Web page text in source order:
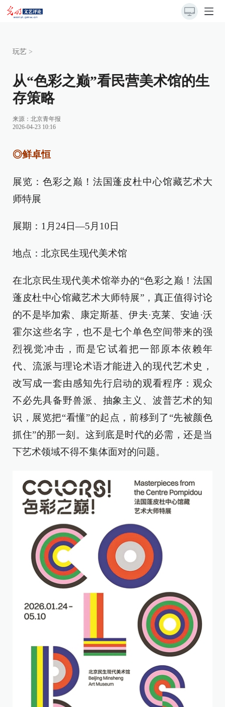
玩艺 >
从“色彩之巅”看民营美术馆的生
存策略
来源： 北京青年报
2026-04-23 10:16
◎鲜卓恒
展览：色彩之巅！法国蓬皮杜中心馆藏艺术大
师特展
展期：1月24日—5月10日
地点：北京民生现代美术馆
在北京民生现代美术馆举办的“色彩之巅！法国
蓬皮杜中心馆藏艺术大师特展”，真正值得讨论
的不是毕加索、康定斯基、伊夫·克莱、安迪·沃
霍尔这些名字，也不是七个单色空间带来的强
烈视觉冲击，而是它试着把一部原本依赖年
代、流派与理论术语才能进入的现代艺术史，
改写成一套由感知先行启动的观看程序：观众
不必先具备野兽派、抽象主义、波普艺术的知
识，展览把“看懂”的起点，前移到了“先被颜色
抓住”的那一刻。这到底是时代的必需，还是当
下艺术领域不得不集体面对的问题。